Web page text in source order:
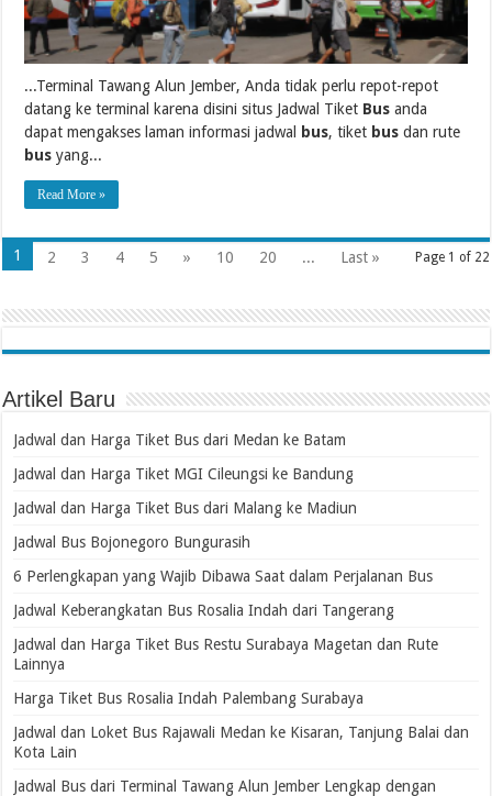
...Terminal Tawang Alun Jember, Anda tidak perlu repot-repot
datang ke terminal karena disini situs Jadwal Tiket Bus anda
dapat mengakses laman informasi jadwal
bus, tiket bus dan rute
bus yang...
Read More »
Page 1 of 22
1 2 3 4 5 » 10 20 ... Last »
Artikel Baru
Jadwal dan Harga Tiket Bus dari Medan ke Batam
Jadwal dan Harga Tiket MGI Cileungsi ke Bandung
Jadwal dan Harga Tiket Bus dari Malang ke Madiun
Jadwal Bus Bojonegoro Bungurasih
6 Perlengkapan yang Wajib Dibawa Saat dalam Perjalanan Bus
Jadwal Keberangkatan Bus Rosalia Indah dari Tangerang
Jadwal dan Harga Tiket Bus Restu Surabaya Magetan dan Rute
Lainnya
Harga Tiket Bus Rosalia Indah Palembang Surabaya
Jadwal dan Loket Bus Rajawali Medan ke Kisaran, Tanjung Balai dan
Kota Lain
Jadwal Bus dari Terminal Tawang Alun Jember Lengkap dengan